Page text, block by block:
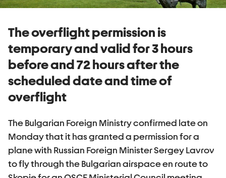
The overflight permission is
temporary and valid for 3 hours
before and 72 hours after the
scheduled date and time of
overflight
The Bulgarian Foreign Ministry confirmed late on
Monday that it has granted a permission for a
plane with Russian Foreign Minister Sergey Lavrov
to fly through the Bulgarian airspace en route to